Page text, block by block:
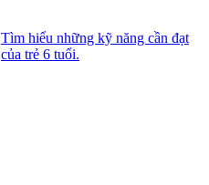
Tìm hiểu những kỹ năng cần đạt
của trẻ 6 tuổi.